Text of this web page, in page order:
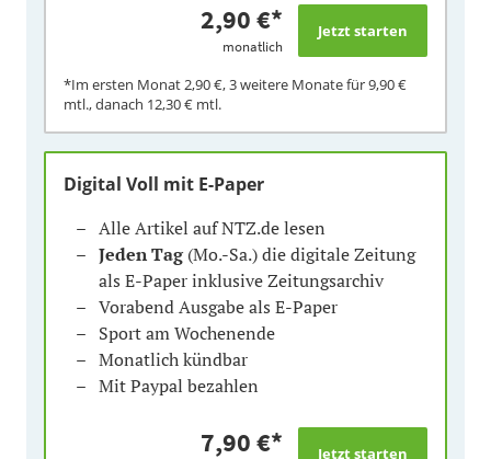
2,90 €*
monatlich
*Im ersten Monat2,90 €, 3 weitere Monate für9,90 €
mtl., danach 12,30 € mtl.
Digital Voll mit E-Paper
Alle Artikel auf NTZ.de lesen
Jeden Tag(Mo.-Sa.) die digitale Zeitung
als E-Paper inklusive Zeitungsarchiv
Vorabend Ausgabe als E-Paper
Sport am Wochenende
Monatlich kündbar
Mit Paypal bezahlen
7,90 €*